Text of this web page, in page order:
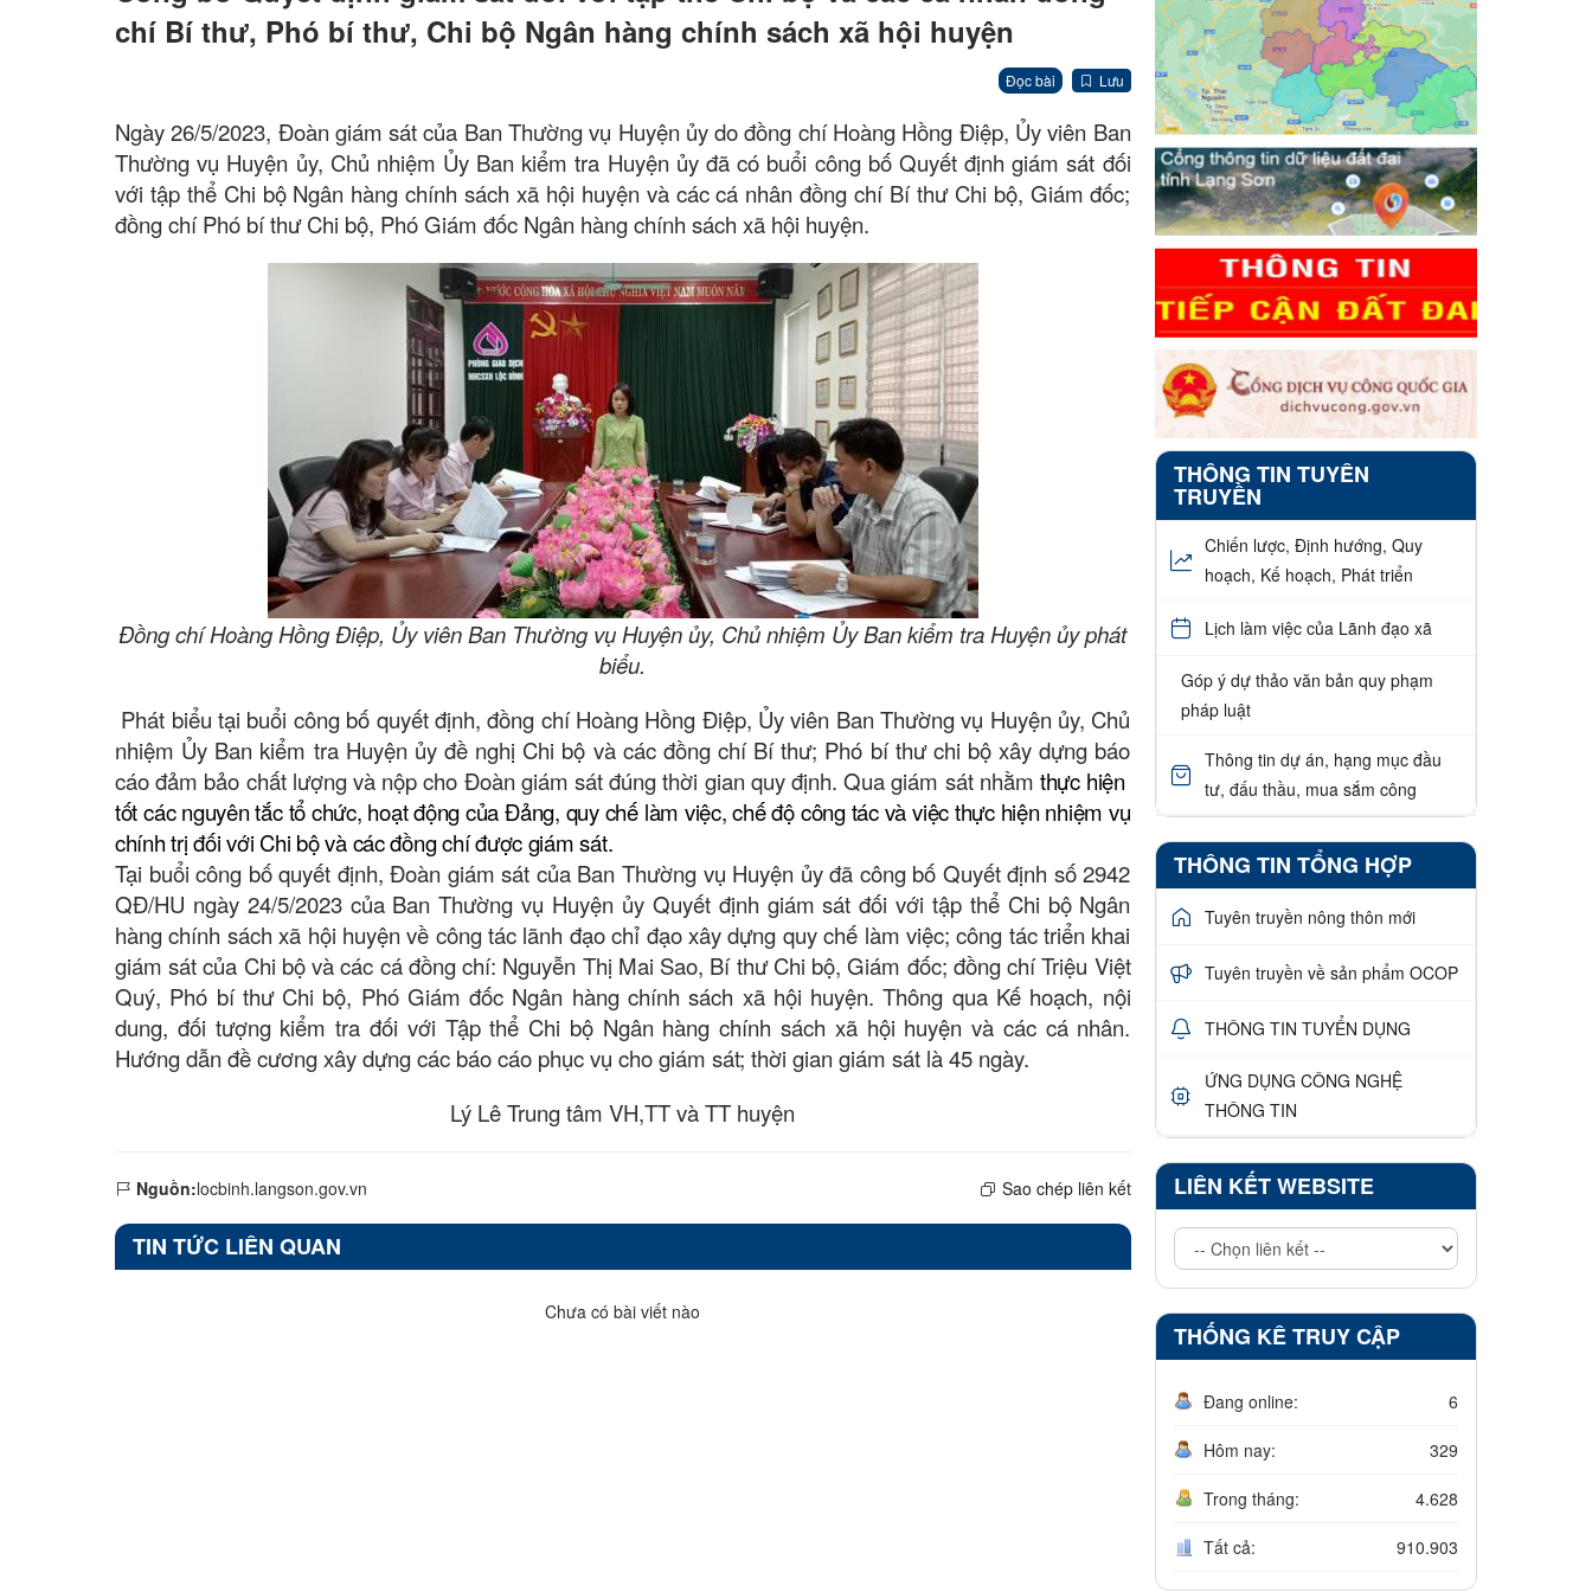
Hỏi đáp
chí Bí thư, Phó bí thư, Chi bộ Ngân hàng chính sách xã hội huyện
Đọc bài Lưu
Ngày 26/5/2023, Đoàn giám sát của Ban Thường vụ Huyện ủy do đồng chí Hoàng Hồng Điệp, Ủy viên Ban
Thường vụ Huyện ủy, Chủ nhiệm Ủy Ban kiểm tra Huyện ủy đã có buổi công bố Quyết định giám sát đối
với tập thể Chi bộ Ngân hàng chính sách xã hội huyện và các cá nhân đồng chí Bí thư Chi bộ, Giám đốc;
đồng chí Phó bí thư Chi bộ, Phó Giám đốc Ngân hàng chính sách xã hội huyện.
Đồng chí Hoàng Hồng Điệp, Ủy viên Ban Thường vụ Huyện ủy, Chủ nhiệm Ủy Ban kiểm tra Huyện ủy phát
biểu.
Phát biểu tại buổi công bố quyết định, đồng chí Hoàng Hồng Điệp, Ủy viên Ban Thường vụ Huyện ủy, Chủ
nhiệm Ủy Ban kiểm tra Huyện ủy đề nghị Chi bộ và các đồng chí Bí thư; Phó bí thư chi bộ xây dựng báo
cáo đảm bảo chất lượng và nộp cho Đoàn giám sát đúng thời gian quy định. Qua giám sát nhằm thực hiện
tốt các nguyên tắc tổ chức, hoạt động của Đảng, quy chế làm việc, chế độ công tác và việc thực hiện nhiệm vụ
chính trị đối với Chi bộ và các đồng chí được giám sát.
Tại buổi công bố quyết định, Đoàn giám sát của Ban Thường vụ Huyện ủy đã công bố Quyết định số 2942
QĐ/HU ngày 24/5/2023 của Ban Thường vụ Huyện ủy Quyết định giám sát đối với tập thể Chi bộ Ngân
hàng chính sách xã hội huyện về công tác lãnh đạo chỉ đạo xây dựng quy chế làm việc; công tác triển khai
giám sát của Chi bộ và các cá đồng chí: Nguyễn Thị Mai Sao, Bí thư Chi bộ, Giám đốc; đồng chí Triệu Việt
Quý, Phó bí thư Chi bộ, Phó Giám đốc Ngân hàng chính sách xã hội huyện. Thông qua Kế hoạch, nội
dung, đối tượng kiểm tra đối với Tập thể Chi bộ Ngân hàng chính sách xã hội huyện và các cá nhân.
Hướng dẫn đề cương xây dựng các báo cáo phục vụ cho giám sát; thời gian giám sát là 45 ngày.
Lý Lê Trung tâm VH,TT và TT huyện
Nguồn:locbinh.langson.gov.vn Sao chép liên kết
TIN TỨC LIÊN QUAN
Chưa có bài viết nào
THÔNG TIN TUYÊN
TRUYỀN
Chiến lược, Định hướng, Quy
hoạch, Kế hoạch, Phát triển
Lịch làm việc của Lãnh đạo xã
Góp ý dự thảo văn bản quy phạm
pháp luật
Thông tin dự án, hạng mục đầu
tư, đấu thầu, mua sắm công
THÔNG TIN TỔNG HỢP
Tuyên truyền nông thôn mới
Tuyên truyền về sản phẩm OCOP
THÔNG TIN TUYỂN DỤNG
ỨNG DỤNG CÔNG NGHỆ
THÔNG TIN
LIÊN KẾT WEBSITE
THỐNG KÊ TRUY CẬP
Đang online: 6
Hôm nay: 329
Trong tháng: 4.628
Tất cả: 910.903